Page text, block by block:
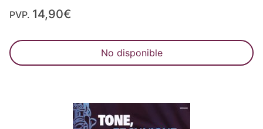
PVP. 14,90€
No disponible